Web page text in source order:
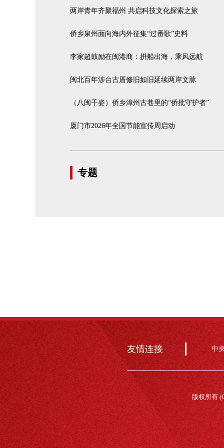
两岸青年齐聚福州 共启科技文化探索之旅
侨乡泉州面向海内外征集“过番歌”史料
李家超鼓励在闽港商：拼船出海，乘风远航
闽北百年涉台古厝修旧如旧延续两岸文脉
（八闽千姿）侨乡漳州古巷里的“侨批守护者”
厦门市2026年全国节能宣传周启动
专题
友情连接 中
版权所有